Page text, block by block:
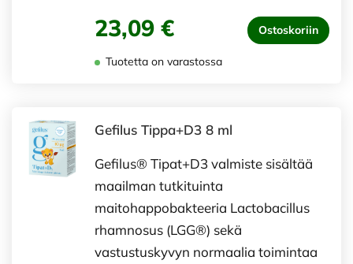
23,09 € Ostoskoriin
Tuotetta on varastossa
Gefilus Tippa+D3 8 ml
Gefilus® Tipat+D3 valmiste sisältää
maailman tutkituinta
maitohappobakteeria Lactobacillus
rhamnosus (LGG®) sekä
vastustuskyvyn normaalia toimintaa